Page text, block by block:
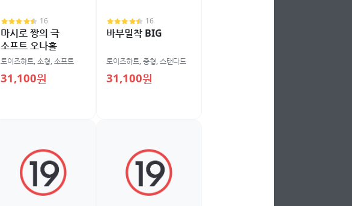
16
마시로 짱의 극
소프트 오나홀
토이즈하트,소형,소프트
31,100원
16
바부밀착 BIG
토이즈하트,중형,스탠다드
31,100원